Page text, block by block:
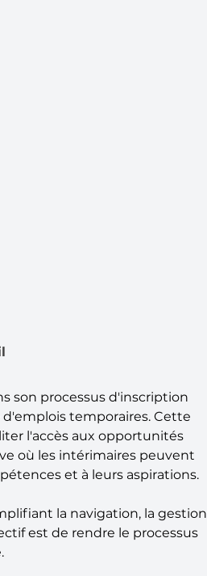
son processus d'inscription
temporaires. Cette
l'accès aux opportunités
où les intérimaires peuvent
et à leurs aspirations.
la navigation, la gestion
est de rendre le processus